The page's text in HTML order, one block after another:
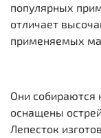
популярных
отличает
применяемых
Они собираются
оснащены
Лепесток